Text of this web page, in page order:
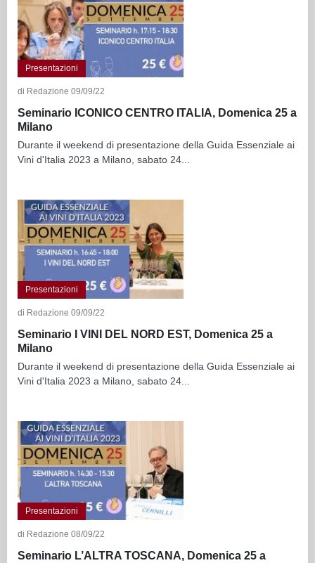
Presentazioni
di Redazione 09/09/22
Seminario ICONICO CENTRO ITALIA, Domenica 25 a
Milano
Durante il weekend di presentazione della Guida Essenziale ai
Vini d'Italia 2023 a Milano, sabato 24...
Presentazioni
di Redazione 09/09/22
Seminario I VINI DEL NORD EST, Domenica 25 a
Milano
Durante il weekend di presentazione della Guida Essenziale ai
Vini d'Italia 2023 a Milano, sabato 24...
Presentazioni
di Redazione 08/09/22
Seminario L’ALTRA TOSCANA, Domenica 25 a